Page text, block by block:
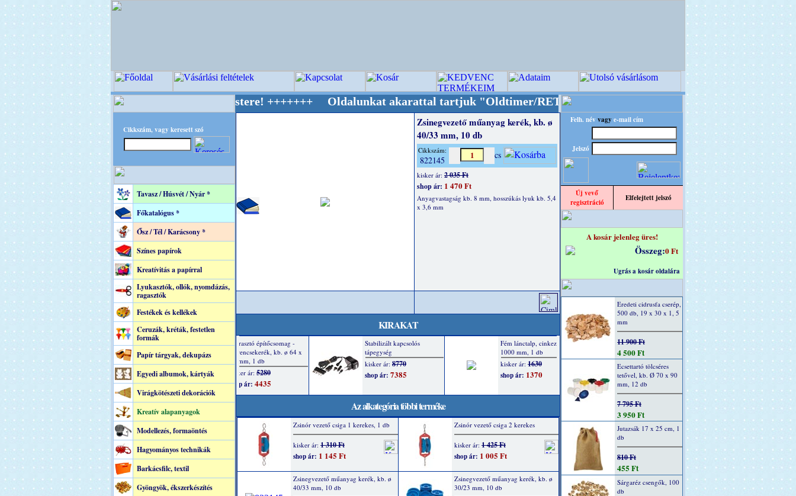
Cikkszám, vagy keresett szó
Tavasz / Húsvét / Nyár *
Főkatalógus *
Ősz / Tél / Karácsony *
Színes papírok
Kreatívitás a papírral
Lyukasztók, ollók, nyomdázás,
ragasztók
Festékek és kellékek
Ceruzák, kréták, festetlen
formák
Papír tárgyak, dekupázs
Egyedi albumok, kártyák
Virágkötészeti dekorációk
Kreatív alapanyagok
Modellezés, formaöntés
Hagyományos technikák
Barkácsfilc, textil
Gyöngyök, ékszerkészítés
OPITEC - A Kreatív Világ Mestere! +++++++ Oldalunkat akarattal tartjuk "Oldtimer/RETRO" designba!
+++++++ OPITEC - A Kreatív
Zsinegvezető műanyag kerék, kb. ø
40/33 mm, 10 db
Cikkszám:
822145 cs
kisker ár: 2 035 Ft
shop ár: 1 470 Ft
Anyagvastagság kb. 8 mm, hosszúkás lyuk kb. 5,4
x 3,6 mm
KIRAKAT
Az alkategória többi terméke
Zsinór vezető csiga 1 kerekes, 1 db
kisker ár: 1 310 Ft
shop ár: 1 145 Ft
Zsinór vezető csiga 2 kerekes
kisker ár: 1 425 Ft
shop ár: 1 005 Ft
Zsinegvezető műanyag kerék, kb. ø
40/33 mm, 10 db
Zsinegvezető műanyag kerék, kb. ø
30/23 mm, 10 db
Felh. név vagy e-mail cím
Jelszó
Új vevő
regisztráció
Elfelejtett jelszó
A kosár jelenleg üres!
Összeg:0 Ft
Ugrás a kosár oldalára
Eredeti cidrusfa cserép,
500 db, 19 x 30 x 1, 5
mm
11 900 Ft
4 500 Ft
Ecsettartó tölcséres
tetővel, kb. Ø 70 x 90
mm, 12 db
7 795 Ft
3 950 Ft
Jutazsák 17 x 25 cm, 1
db
810 Ft
455 Ft
Sárgaréz csengők, 100
db